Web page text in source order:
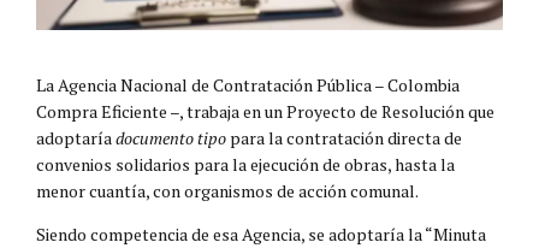
La Agencia Nacional de Contratación Pública – Colombia
Compra Eficiente –, trabaja en un Proyecto de Resolución que
adoptaríadocumento tipo para la contratación directa de
convenios solidarios para la ejecución de obras, hasta la
menor cuantía, con organismos de acción comunal.
Siendo competencia de esa Agencia, se adoptaría la “Minuta